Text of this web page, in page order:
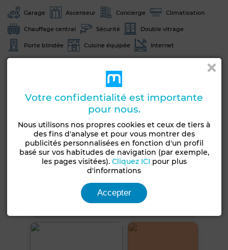
Garage Ascenseur Concierge Climatisation
Chauffage central Sécurité Double vitrage
Porte blindée Cuisine équipée Internet
Votre confidentialité est importante
pour nous.
Nous utilisons nos propres cookies et ceux de tiers à
des fins d'analyse et pour vous montrer des
publicités personnalisées en fonction d'un profil
basé sur vos habitudes de navigation (par exemple,
les pages visitées). Cliquez ICI pour plus
d'informations
Accepter